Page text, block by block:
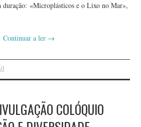
duração: «Microplásticos e o Lixo no Mar»,
Continuar a ler →
COLÓQUIO